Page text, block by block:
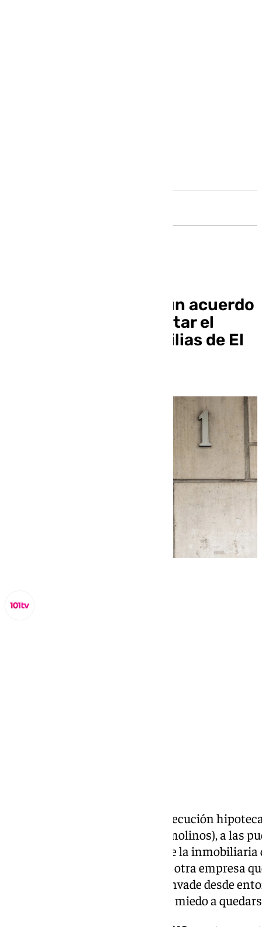
Torremolinos busca un acuerdo
institucional para evitar el
desahucio de 40 familias de El
En 2018, comenzó un auto de ejecución
(Torremolinos), a las
situación que surge a raíz de que la
contrato de arrendamiento con otra empresa
una tercera. La desesperación invade desde
subarrendatarias que viven con miedo a